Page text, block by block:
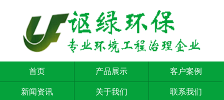
首页 产品展示 客户案例
新闻资讯 关于我们 联系我们